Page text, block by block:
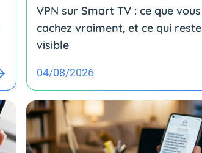
VPN sur Smart TV : ce que vous
cachez vraiment, et ce qui reste
visible
04/08/2026